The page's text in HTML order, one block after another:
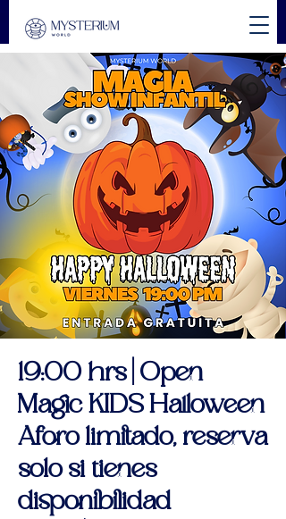
19:00 hrs | Open
Magic KIDS Halloween
Aforo limitado, reserva
solo si tienes
disponibilidad